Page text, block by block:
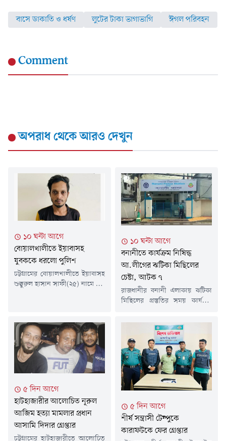
বাসে ডাকাতি ও ধর্ষণ লুটের টাকা ভাগাভাগি ঈগল পরিবহন
Comment
অপরাধথেকে আরও দেখুন
১০ ঘন্টা আগে
বোয়ালখালীতে ইয়াবাসহ
যুবককে ধরলো পুলিশ
চট্টগ্রামের বোয়ালখালীতে ইয়াবাসহ
শুক্কুরুল হাসান সাফী(২৫) নামে এক
বাজারে ইয়াবা ট্যাবলেট বিক্রি সময়
তাকে আটক করা হয়।সাফী
সারোয়াতলী ইউনিয়নের ৫ নাম্বার
ওয়ার্ডের বেঙ্গুরা আনু মিয়া পেশকার
বাড়ির হাসান শরীফের ছেলে।
থানার উপপরিদর্শক (এসআই)
নিংওয়াই মারমা জানান, গোপন
সংবাদের ভিত্তিতে...
১০ ঘন্টা আগে
বনানীতে কার্যক্রম নিষিদ্ধ
আ.লীগের ঝটিকা মিছিলের
চেষ্টা, আটক ৭
রাজধানীর বনানী এলাকায় ঝটিকা
মিছিলের প্রস্তুতির সময় কার্যক্রম
সহযোগী সংগঠনের সাতজনকে
আটক করা হয়েছে।গতকাল
বৃহস্পতিবার দিবাগত রাত সোয়া
১২টার দিকে আর্মি স্টেডিয়ামের
বিপরীত পাশে ঢাকা-ময়মনসিংহ
(আউটগোয়িং) মহাসড়কে অভিযান
চালিয়ে তাদের আটক করা হয়।
আটক ব্যক্তিরা হলেন-মো. আরিফ
(১৯), মো. শাকিল আহমেদ (১৯),
আশিক আহমেদ মোস্তফা (১৯)...
৫ দিন আগে
হাটহাজারীর আলোচিত নূরুল
আজিম হত্যা মামলার প্রধান
আসামি দিদার গ্রেপ্তার
চট্টগ্রামের হাটহাজারীতে আলোচিত
৫ দিন আগে
শীর্ষ সন্ত্রাসী টেম্পুকে
কারাফটকে ফের গ্রেপ্তার